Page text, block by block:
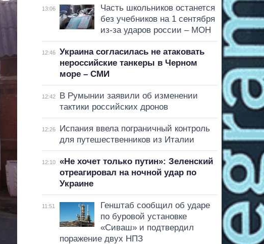
13:06
Часть школьников останется
без учебников на 1 сентября
из-за ударов россии – МОН
12:46
Украина согласилась не атаковать
нероссийские танкеры в Черном
море – СМИ
12:42
В Румынии заявили об изменении
тактики российских дронов
12:26
Испания ввела пограничный контроль
для путешественников из Италии
12:10
«Не хочет только путин»: Зеленский
отреагировал на ночной удар по
Украине
11:51
Генштаб сообщил об ударе
по буровой установке
«Сиваш» и подтвердил
поражение двух НПЗ